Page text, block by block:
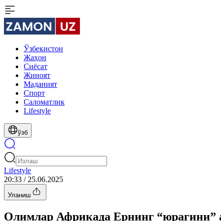
Ўзбекистон
Жаҳон
Сиёсат
Жиноят
Маданият
Спорт
Cаломатлик
Lifestyle
ўзб
Lifestyle
20:33 / 25.06.2025
Уланиш
Олимлар Африкада Ернинг “юрагини”